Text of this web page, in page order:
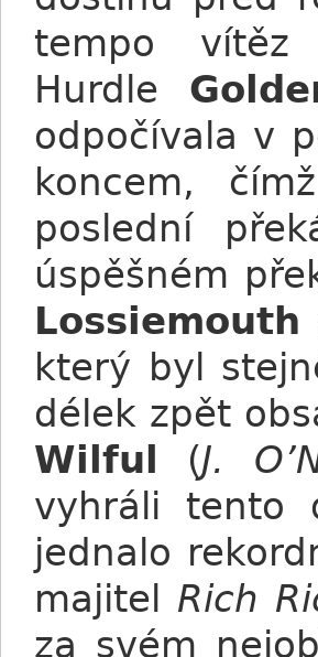
tempo vítěz
Hurdle
odpočívala v
koncem,
poslední
úspěšném
Lossiemouth
který byl
délek zpět
Wilful (J.
vyhráli tento
jednalo
majitel Rich
za svém